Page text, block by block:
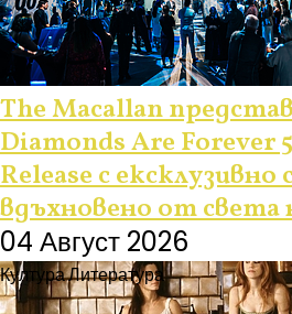
The Macallan
Diamonds Are Forever
Release с
вдъхновено от света
04 Август 2026
КултураЛитература